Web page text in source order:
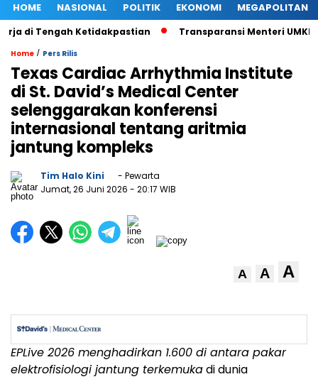
HOME NASIONAL POLITIK EKONOMI MEGAPOLITAN
Tengah Ketidakpastian Transparansi Menteri UMKM
Home / Pers Rilis
Texas Cardiac Arrhythmia Institute
di St. David’s Medical Center
selenggarakan konferensi
internasional tentang aritmia
jantung kompleks
Tim Halo Kini
- Pewarta
Jumat, 26 Juni 2026 - 20:17 WIB
A A A
EPLive 2026 menghadirkan 1.600 di antara pakar
elektrofisiologi jantung terkemukadi dunia